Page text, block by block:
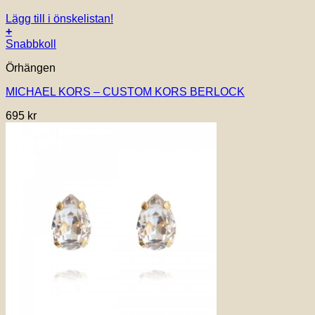
Lägg till i önskelistan!
+
Snabbkoll
Örhängen
MICHAEL KORS – CUSTOM KORS BERLOCK
695 kr